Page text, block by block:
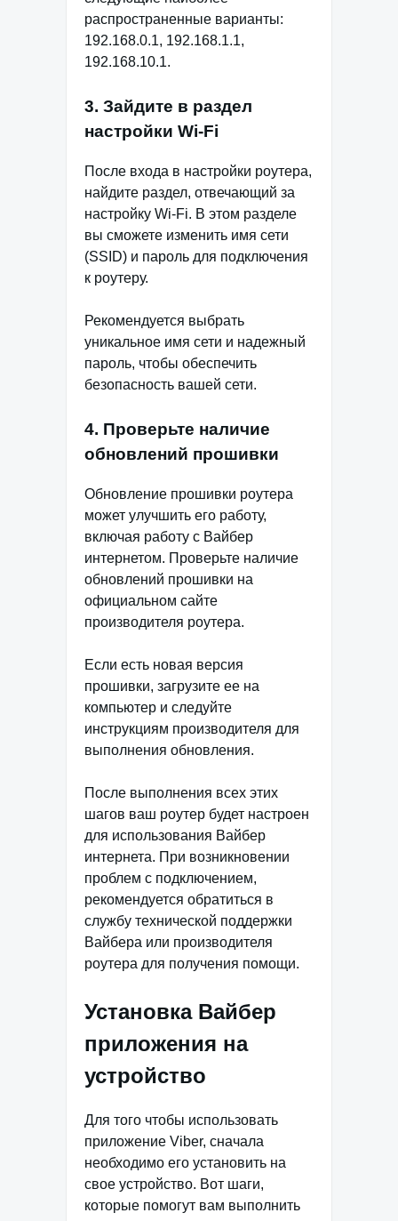
распространенные варианты:
192.168.0.1, 192.168.1.1,
192.168.10.1.
3. Зайдите в раздел
настройки Wi-Fi
После входа в настройки роутера,
найдите раздел, отвечающий за
настройку Wi-Fi. В этом разделе
вы сможете изменить имя сети
(SSID) и пароль для подключения
к роутеру.
Рекомендуется выбрать
уникальное имя сети и надежный
пароль, чтобы обеспечить
безопасность вашей сети.
4. Проверьте наличие
обновлений прошивки
Обновление прошивки роутера
может улучшить его работу,
включая работу с Вайбер
интернетом. Проверьте наличие
обновлений прошивки на
официальном сайте
производителя роутера.
Если есть новая версия
прошивки, загрузите ее на
компьютер и следуйте
инструкциям производителя для
выполнения обновления.
После выполнения всех этих
шагов ваш роутер будет настроен
для использования Вайбер
интернета. При возникновении
проблем с подключением,
рекомендуется обратиться в
службу технической поддержки
Вайбера или производителя
роутера для получения помощи.
Установка Вайбер
приложения на
устройство
Для того чтобы использовать
приложение Viber, сначала
необходимо его установить на
свое устройство. Вот шаги,
которые помогут вам выполнить